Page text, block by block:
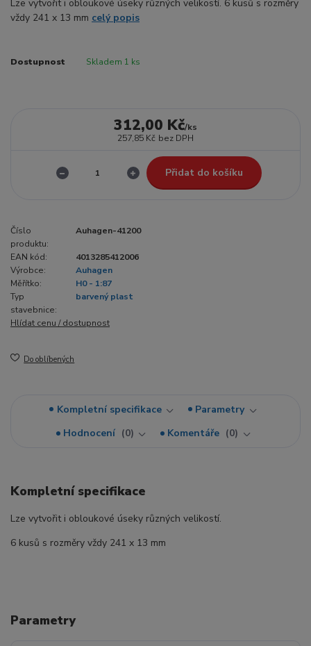
Lze vytvořit i obloukové úseky různých velikostí. 6 kusů s rozměry
vždy 241 x 13 mm celý popis
Dostupnost Skladem 1 ks
312,00 Kč/ks
257,85 Kč bez DPH
Přidat do košíku
Číslo
produktu:
Auhagen-41200
EAN kód:
4013285412006
Výrobce:
Auhagen
Měřítko:
H0 - 1:87
Typ
stavebnice:
barvený plast
Hlídat cenu / dostupnost
Do oblíbených
Kompletní specifikace
Parametry
Hodnocení
0 Komentáře 0
Kompletní specifikace
Lze vytvořit i obloukové úseky různých velikostí.
6 kusů s rozměry vždy 241 x 13 mm
Parametry